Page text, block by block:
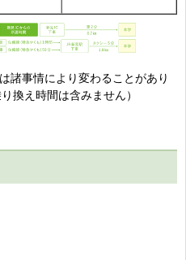
諸事情により変わることがあり
換え時間は含みません）